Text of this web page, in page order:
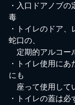
・入口ドアノブ
毒
・トイレのドア、
蛇口の、
定期的アルコー
・トイレ使用に
にも
座って使用して
・トイレの蓋は